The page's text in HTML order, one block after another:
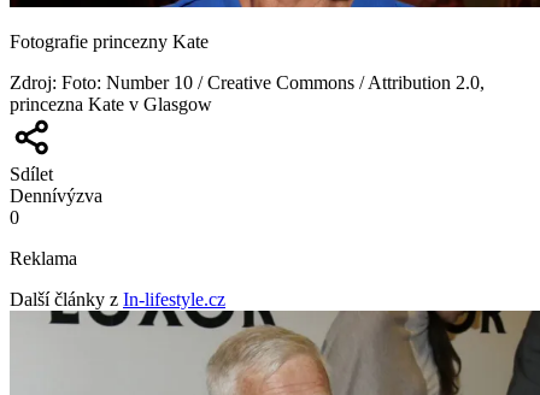
Fotografie princezny Kate
Zdroj: Foto: Number 10 / Creative Commons / Attribution 2.0,
princezna Kate v Glasgow
Sdílet
Dennívýzva
0
Reklama
Další články z In-lifestyle.cz